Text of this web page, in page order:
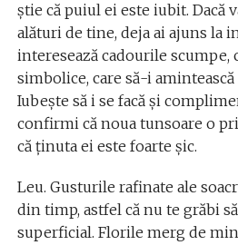
ştie că puiul ei este iubit. Dacă
alături de tine, deja ai ajuns la
interesează cadourile scumpe,
simbolice, care să-i
Iubeşte să i se facă şi
confirmi că noua tunsoare o
că ţinuta ei este foarte şic.
Leu. Gusturile rafinate ale
din timp, astfel că nu te grăbi
superficial. Florile merg de